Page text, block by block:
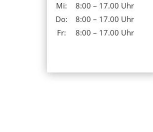
Mi:
8:00 – 17.00 Uhr
Do:
8:00 – 17.00 Uhr
Fr:
8:00 – 17.00 Uhr